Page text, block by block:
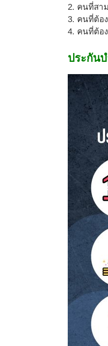
2. คนที่สา
3. คนที่ต้อ
4. คนที่ต้อ
ประกัน